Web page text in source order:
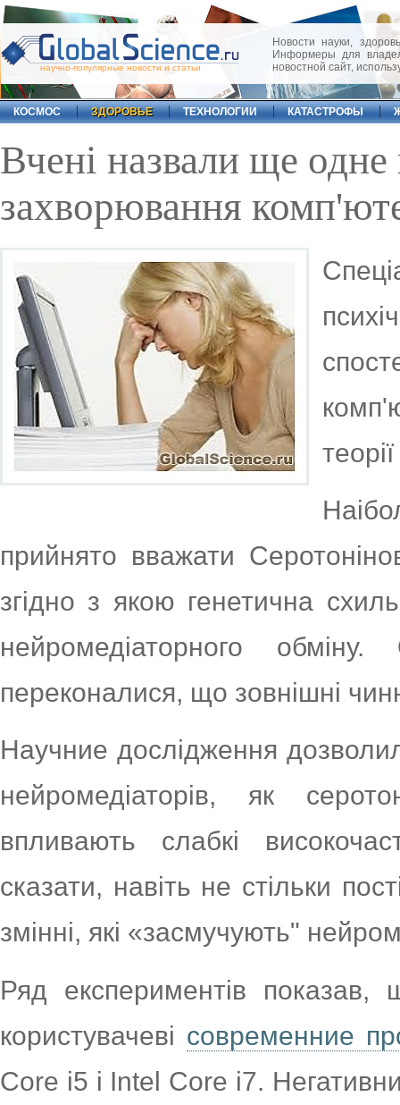
научно-популярные новости и статьи
Новости науки,
Информеры для
новостной сайт,
КОСМОС ЗДОРОВЬЕ ТЕХНОЛОГИИ КАТАСТРОФЫ
Вчені назвали ще
захворювання
прийнято вважати
згідно з якою генетична
нейромедіаторного
переконалися, що зовнішні
Научние дослідження
нейромедіаторів, як
впливають слабкі
сказати, навіть не стільки
змінні, які «засмучують"
Ряд експериментів
користувачеві современние
Core i5 і Intel Core i7.